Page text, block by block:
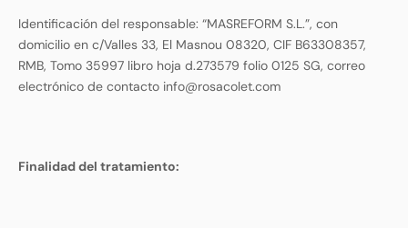
Identificación del responsable: “MASREFORM S.L.”, con
domicilio en c/Valles 33, El Masnou 08320, CIF B63308357,
RMB, Tomo 35997 libro hoja d.273579 folio 0125 SG, correo
electrónico de contacto info@rosacolet.com
Finalidad del tratamiento: